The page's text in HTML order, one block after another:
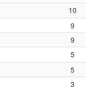
10
9
9
5
5
3